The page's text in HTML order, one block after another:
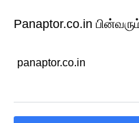
Panaptor.co.in
panaptor.co.in